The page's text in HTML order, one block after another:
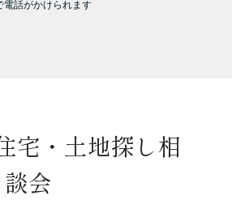
宅・土地探し相
談会